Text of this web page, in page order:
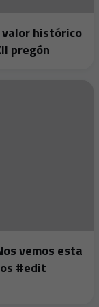
valor histórico
pregón
vemos esta